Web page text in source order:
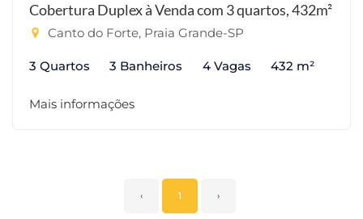
Cobertura Duplex à Venda com 3 quartos, 432m²
Canto do Forte, Praia Grande-SP
3 Quartos 3 Banheiros 4 Vagas 432 m²
Mais informações
‹ 1 ›